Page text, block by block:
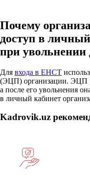
Почему
доступ в
при увольнении
Для входа в ЕНСТ
(ЭЦП) организации. ЭЦП
а после его увольнения
в личный кабинет
Kadrovik.uz